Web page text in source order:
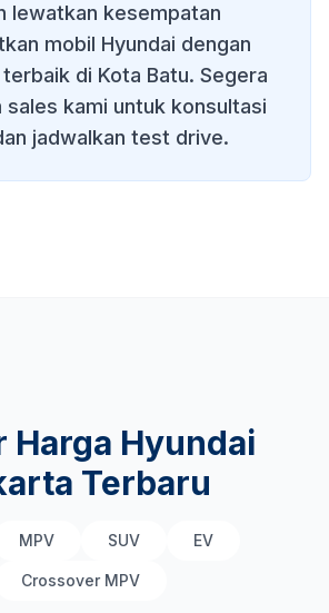
lewatkan kesempatan
mobil Hyundai dengan
di Kota Batu. Segera
sales kami untuk konsultasi
jadwalkan test drive.
Harga Hyundai
Terbaru
MPV SUV EV
Crossover MPV